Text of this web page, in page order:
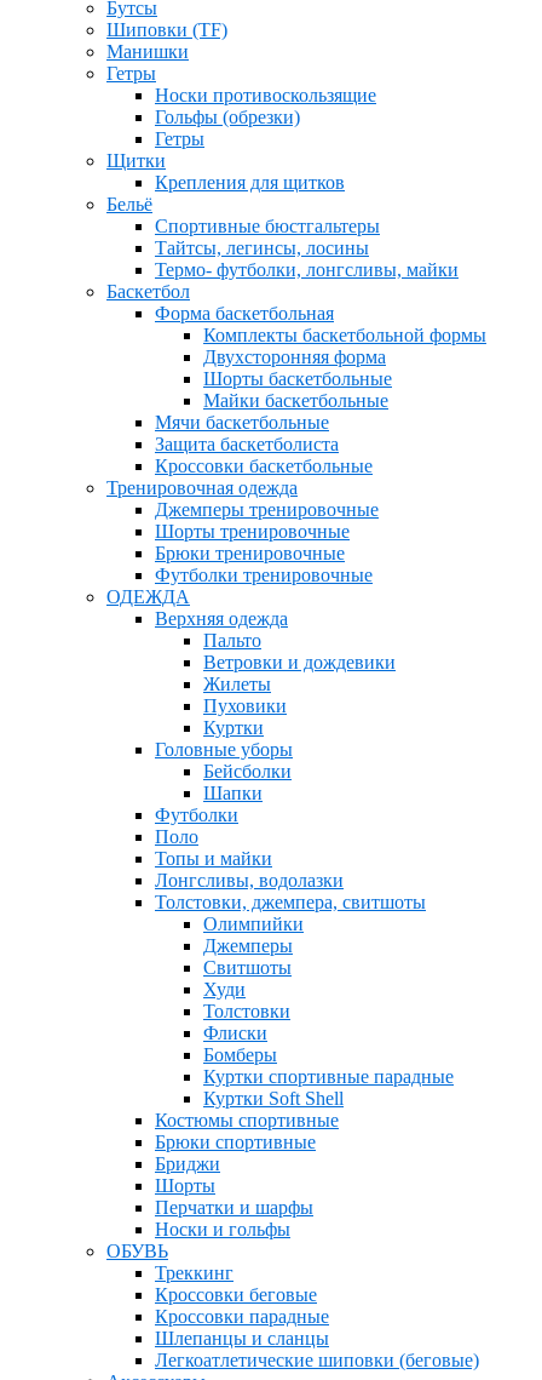
Бутсы
Шиповки (TF)
Манишки
Гетры
Носки противоскользящие
Гольфы (обрезки)
Гетры
Щитки
Крепления для щитков
Бельё
Спортивные бюстгальтеры
Тайтсы, легинсы, лосины
Термо- футболки, лонгсливы, майки
Баскетбол
Форма баскетбольная
Комплекты баскетбольной формы
Двухсторонняя форма
Шорты баскетбольные
Майки баскетбольные
Мячи баскетбольные
Защита баскетболиста
Кроссовки баскетбольные
Тренировочная одежда
Джемперы тренировочные
Шорты тренировочные
Брюки тренировочные
Футболки тренировочные
ОДЕЖДА
Верхняя одежда
Пальто
Ветровки и дождевики
Жилеты
Пуховики
Куртки
Головные уборы
Бейсболки
Шапки
Футболки
Поло
Топы и майки
Лонгсливы, водолазки
Толстовки, джемпера, свитшоты
Олимпийки
Джемперы
Свитшоты
Худи
Толстовки
Флиски
Бомберы
Куртки спортивные парадные
Куртки Soft Shell
Костюмы спортивные
Брюки спортивные
Бриджи
Шорты
Перчатки и шарфы
Носки и гольфы
ОБУВЬ
Треккинг
Кроссовки беговые
Кроссовки парадные
Шлепанцы и сланцы
Легкоатлетические шиповки (беговые)